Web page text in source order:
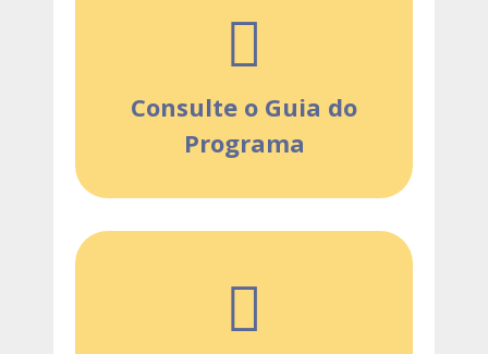
Consulte o Guia do
Programa